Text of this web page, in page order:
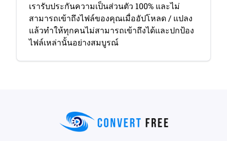
เรารับประกันความเป็นส่วนตัว 100% และไม่
สามารถเข้าถึงไฟล์ของคุณเมื่ออัปโหลด / แปลง
แล้วทําให้ทุกคนไม่สามารถเข้าถึงได้และปกป้อง
ไฟล์เหล่านั้นอย่างสมบูรณ์